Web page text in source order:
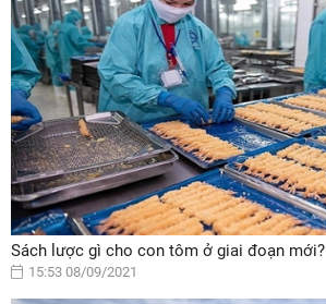
Sách lược gì cho con tôm ở giai đoạn mới?
15:53 08/09/2021